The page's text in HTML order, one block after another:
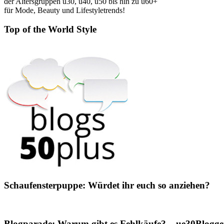
für Mode, Beauty und Lifestyletrends!
Top of the World Style
Schaufensterpuppe: Würdet ihr euch so anziehen?